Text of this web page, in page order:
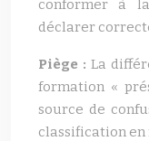
conformer à
déclarer
Piège :La
formation «
source de
classification en